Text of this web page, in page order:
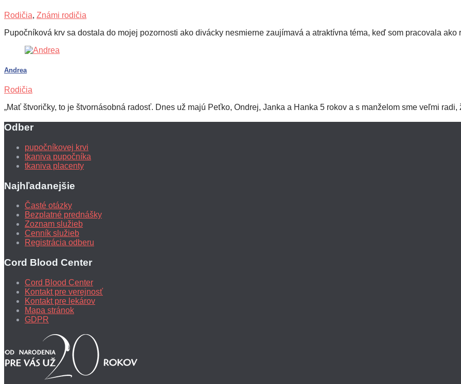
Rodičia, Známi rodičia
Pupočníková krv sa dostala do mojej pozornosti ako divácky nesmierne zaujímavá a atraktívna téma, keď som pracovala ako
Andrea
Rodičia
„Mať štvoričky, to je štvornásobná radosť. Dnes už majú Peťko, Ondrej, Janka a Hanka 5 rokov a s manželom sme veľmi radi,
Odber
pupočníkovej krvi
tkaniva pupočníka
tkaniva placenty
Najhľadanejšie
Časté otázky
Bezplatné prednášky
Zoznam služieb
Cenník služieb
Registrácia odberu
Cord Blood Center
Cord Blood Center
Kontakt pre verejnosť
Kontakt pre lekárov
Mapa stránok
GDPR